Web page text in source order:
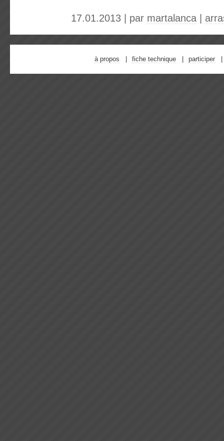
17.01.2013 | par martalanca
à propos fiche technique participer